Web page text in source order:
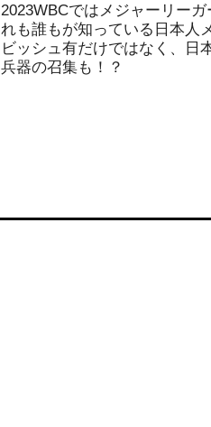
2023WBCではメジャーリー
れも誰もが知っている日本人
ビッシュ有だけではなく、日
兵器の召集も！？